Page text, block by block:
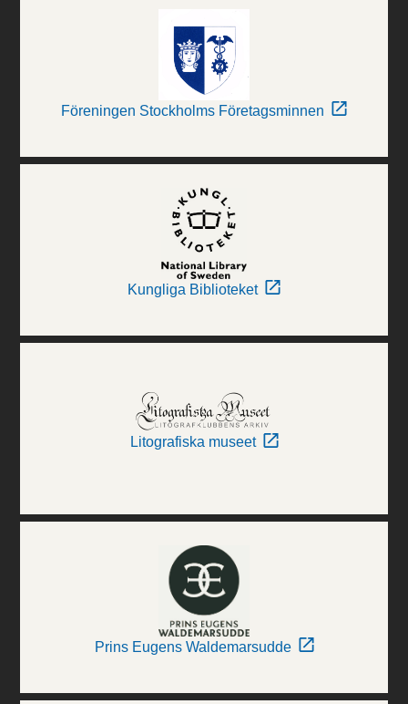
Föreningen Stockholms Företagsminnen
Kungliga Biblioteket
Litografiska museet
Prins Eugens Waldemarsudde